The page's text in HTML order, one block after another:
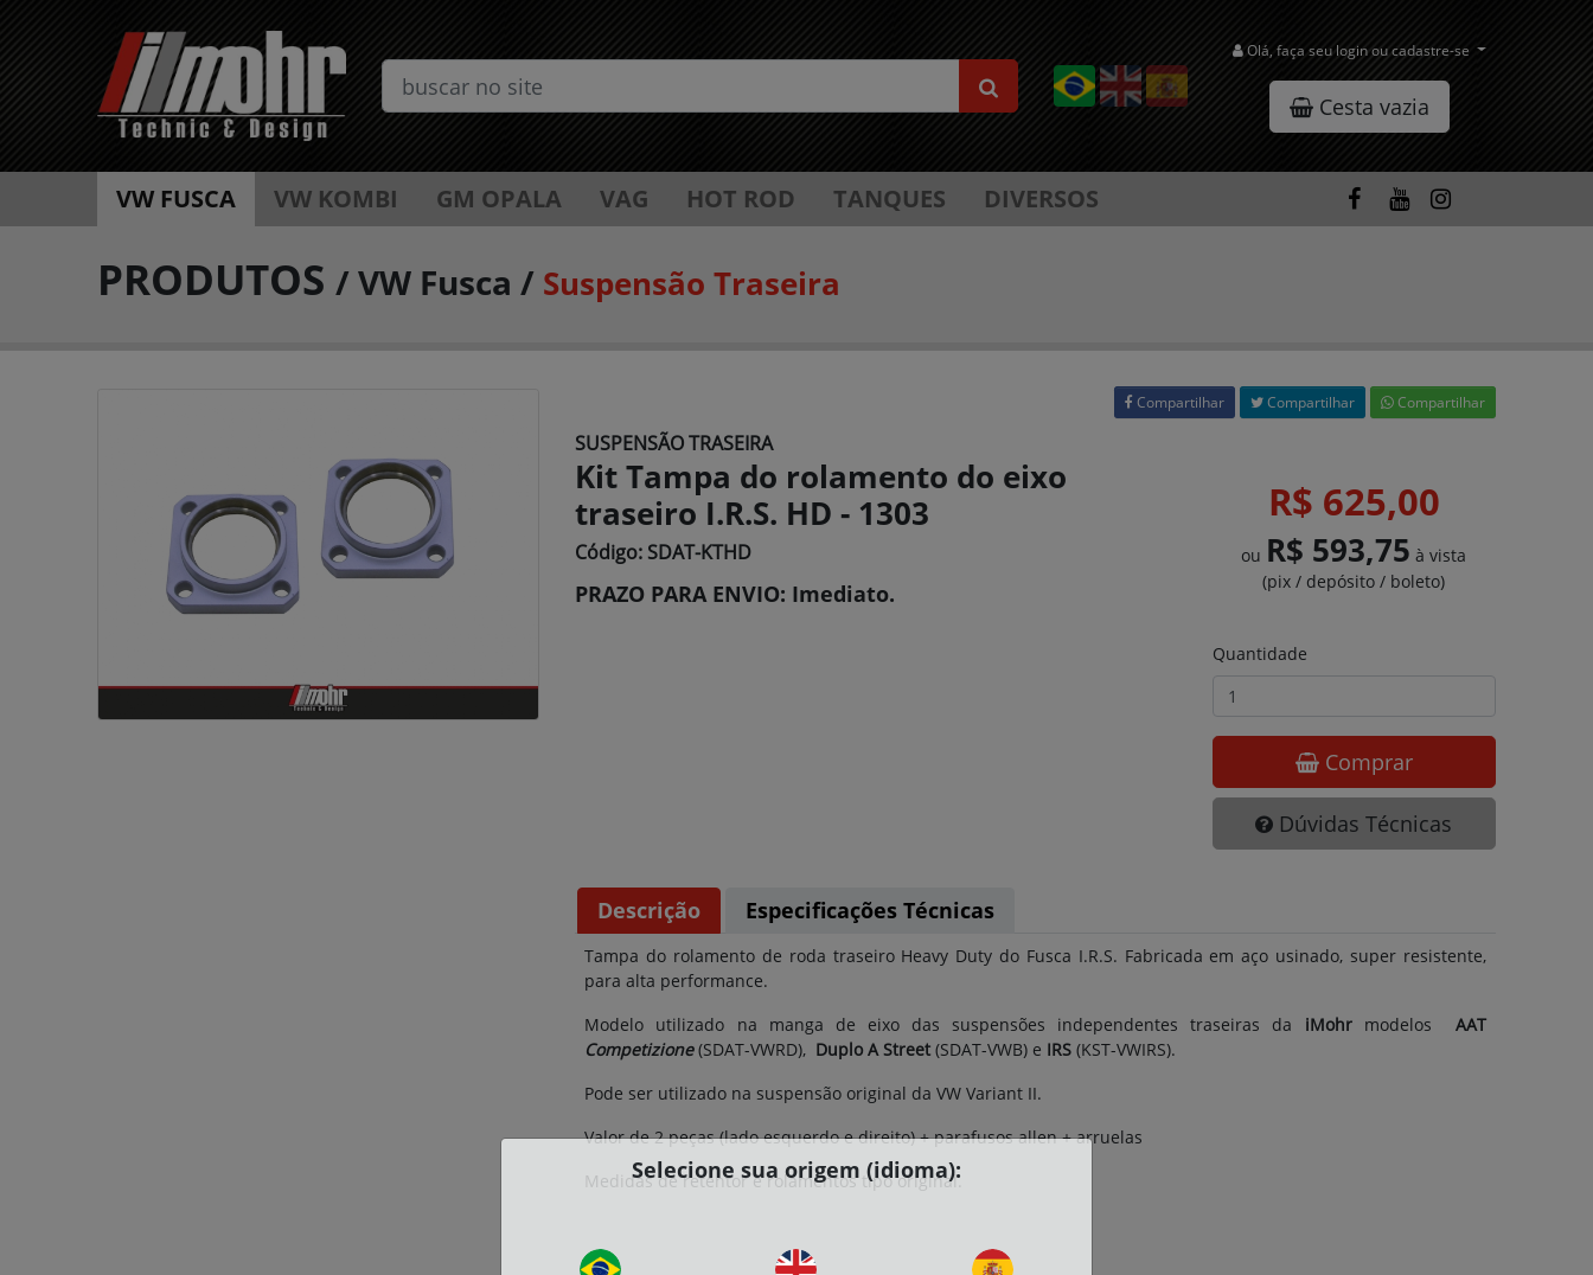
Olá, faça seu login ou cadastre-se
Cesta vazia
VW FUSCA VW KOMBI GM OPALA VAG HOT ROD TANQUES DIVERSOS
PRODUTOS/VW Fusca / Suspensão Traseira
Compartilhar Compartilhar Compartilhar
SUSPENSÃO TRASEIRA
Kit Tampa do rolamento do eixo
traseiro I.R.S. HD - 1303
Código: SDAT-KTHD
PRAZO PARA ENVIO: Imediato.
R$ 625,00
ou R$ 593,75 à vista
(pix / depósito / boleto)
Quantidade
Comprar
Dúvidas Técnicas
Descrição Especificações Técnicas
Tampa do rolamento de roda traseiro Heavy Duty do Fusca I.R.S. Fabricada em aço usinado, super resistente,
para alta performance.
Modelo utilizado na manga de eixo das suspensões independentes traseiras da iMohr modelos AAT
Competizione(SDAT-VWRD), Duplo A Street (SDAT-VWB) e IRS (KST-VWIRS).
Pode ser utilizado na suspensão original da VW Variant II.
Valor de 2 peças (lado esquerdo e direito) + parafusos allen + arruelas
Medidas de retentor e rolamentos tipo original.
Selecione sua origem (idioma):